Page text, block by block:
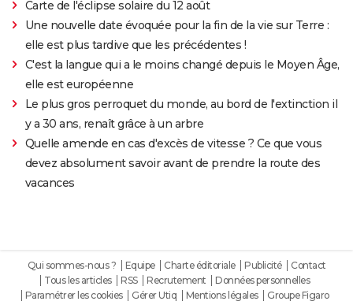
Carte de l'éclipse solaire du 12 août
Une nouvelle date évoquée pour la fin de la vie sur Terre :
elle est plus tardive que les précédentes !
C'est la langue qui a le moins changé depuis le Moyen Âge,
elle est européenne
Le plus gros perroquet du monde, au bord de l'extinction il
y a 30 ans, renaît grâce à un arbre
Quelle amende en cas d'excès de vitesse ? Ce que vous
devez absolument savoir avant de prendre la route des
vacances
Qui sommes-nous ? Equipe Charte éditoriale Publicité
Contact
Tous les articles
RSS Recrutement
Données personnelles
Paramétrer les cookies
Gérer Utiq Mentions légales
Groupe Figaro